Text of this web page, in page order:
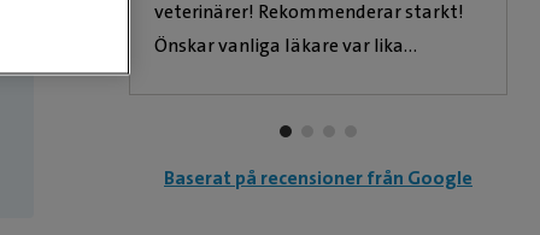
katt
veterinärer! Rekommenderar starkt!
Önskar vanliga läkare var lika
Baserat på recensioner från Google